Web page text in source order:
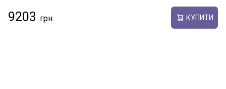
9203 КУПИТИ